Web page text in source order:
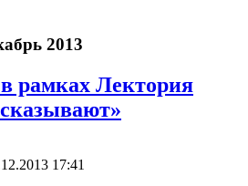
2013
рамках Лектория
17:41